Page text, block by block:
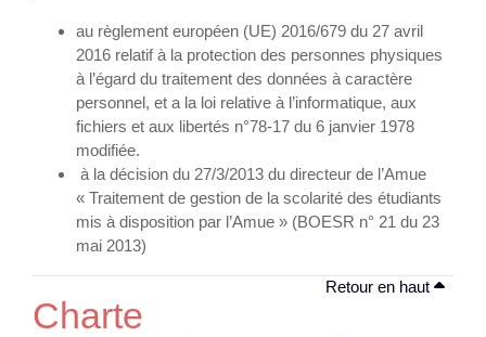
au règlement européen (UE) 2016/679 du 27 avril
2016 relatif à la protection des personnes physiques
à l’égard du traitement des données à caractère
personnel, et a la loi relative à l’informatique, aux
fichiers et aux libertés n°78-17 du 6 janvier 1978
modifiée.
à la décision du 27/3/2013 du directeur de l’Amue
« Traitement de gestion de la scolarité des étudiants
mis à disposition par l’Amue » (BOESR n° 21 du 23
mai 2013)
Retour en haut
Charte